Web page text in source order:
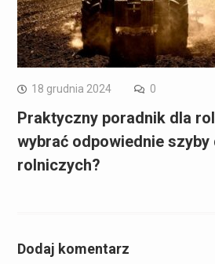
18 grudnia 2024 0
Praktyczny poradnik dla
wybrać odpowiednie
rolniczych?
Dodaj komentarz